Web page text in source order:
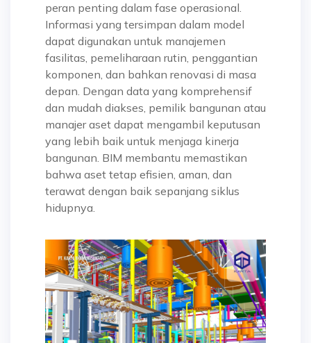
peran penting dalam fase operasional.
Informasi yang tersimpan dalam model
dapat digunakan untuk manajemen
fasilitas, pemeliharaan rutin, penggantian
komponen, dan bahkan renovasi di masa
depan. Dengan data yang komprehensif
dan mudah diakses, pemilik bangunan atau
manajer aset dapat mengambil keputusan
yang lebih baik untuk menjaga kinerja
bangunan. BIM membantu memastikan
bahwa aset tetap efisien, aman, dan
terawat dengan baik sepanjang siklus
hidupnya.